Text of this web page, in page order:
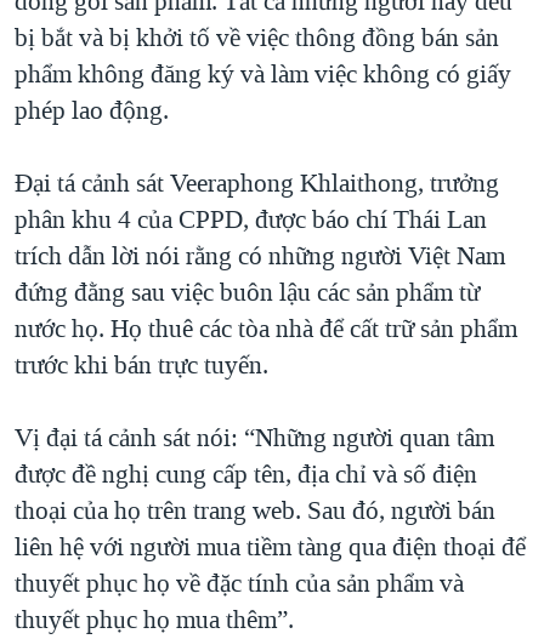
bị bắt và bị khởi tố về việc thông đồng bán sản
phẩm không đăng ký và làm việc không có giấy
phép lao động.
Đại tá cảnh sát Veeraphong Khlaithong, trưởng
phân khu 4 của CPPD, được báo chí Thái Lan
trích dẫn lời nói rằng có những người Việt Nam
đứng đằng sau việc buôn lậu các sản phẩm từ
nước họ. Họ thuê các tòa nhà để cất trữ sản phẩm
trước khi bán trực tuyến.
Vị đại tá cảnh sát nói: “Những người quan tâm
được đề nghị cung cấp tên, địa chỉ và số điện
thoại của họ trên trang web. Sau đó, người bán
liên hệ với người mua tiềm tàng qua điện thoại để
thuyết phục họ về đặc tính của sản phẩm và
thuyết phục họ mua thêm”.